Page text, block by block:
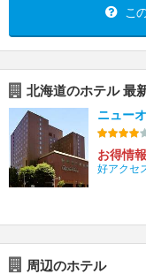
こ
北海道のホテル 最
ニュー
お得情報
好アクセ
周辺のホテル